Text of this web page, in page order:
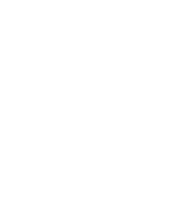
aos favoritos